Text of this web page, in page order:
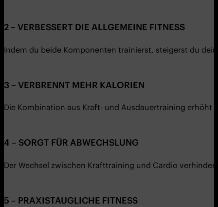
2 – VERBESSERT DIE ALLGEMEINE FITNESS
Indem du beide Komponenten trainierst, steigerst du
3 – VERBRENNT MEHR KALORIEN
Die Kombination aus Kraft- und Ausdauertraining
4 – SORGT FÜR ABWECHSLUNG
Der Wechsel zwischen Krafttraining und Cardio
5 – PRAXISTAUGLICHE FITNESS